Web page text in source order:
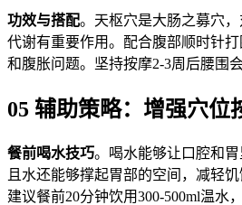
功效与搭配。天枢穴是大肠之募穴
代谢有重要作用。配合腹部顺时针
和腹胀问题。坚持按摩2-3周后腰围
05 辅助策略：增强穴位
餐前喝水技巧。喝水能够让口腔和
且水还能够撑起胃部的空间，减轻
建议餐前20分钟饮用300-500ml温水